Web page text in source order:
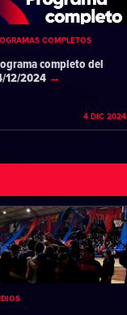
COMPLETOS
completo del
12/2024
4 DIC 2024